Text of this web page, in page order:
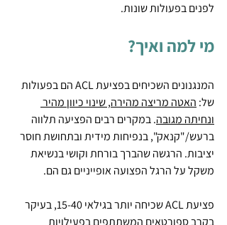
לפנים בפעולות שונות.
מי למה ואיך?
המנגנונים השכיחים בפציעת ACL הם בפעולות
של: האטה מריצה מהירה, שינוי כיוון מהיר
ונחיתה מגובה. במקרים רבים הפציעה תלווה
ברעש/"קנאק", בנפיחות מידית ובתחושת חוסר
יציבות. הרגשה שהברך בורחת וקושי בנשיאת
משקל על הרגל הפצועה אופייניים גם הם.
פציעת ACL שכיחה יותר בגילאי 15-40, בעיקר
בקרב ספורטאים המשתתפים בפעילויות